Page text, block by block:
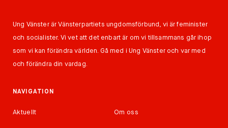
Ung Vänster är Vänsterpartiets ungdomsförbund, vi är feminister
och socialister. Vi vet att det enbart är om vi tillsammans går ihop
som vi kan förändra världen. Gå med i Ung Vänster och var med
och förändra din vardag.
NAVIGATION
Aktuellt Om oss